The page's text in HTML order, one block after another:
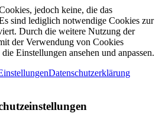
jedoch keine, die das
sind lediglich notwendige Cookies zur
Durch die weitere Nutzung der
der Verwendung von Cookies
Einstellungen ansehen und anpassen.
Datenschutzerklärung